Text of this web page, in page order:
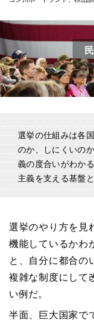
選挙の仕組みは各
のか、しにくいの
義の度合いがわか
主義を支える基盤
選挙のやり方を見
機能しているかわ
と、自分に都合の
複雑な制度にして
い例だ。
半面、巨大国家で